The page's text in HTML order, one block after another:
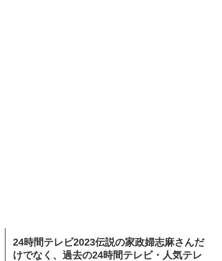
24時間テレビ2023伝説の家政婦志麻さんだ
けでなく、過去の24時間テレビ・人気テレ